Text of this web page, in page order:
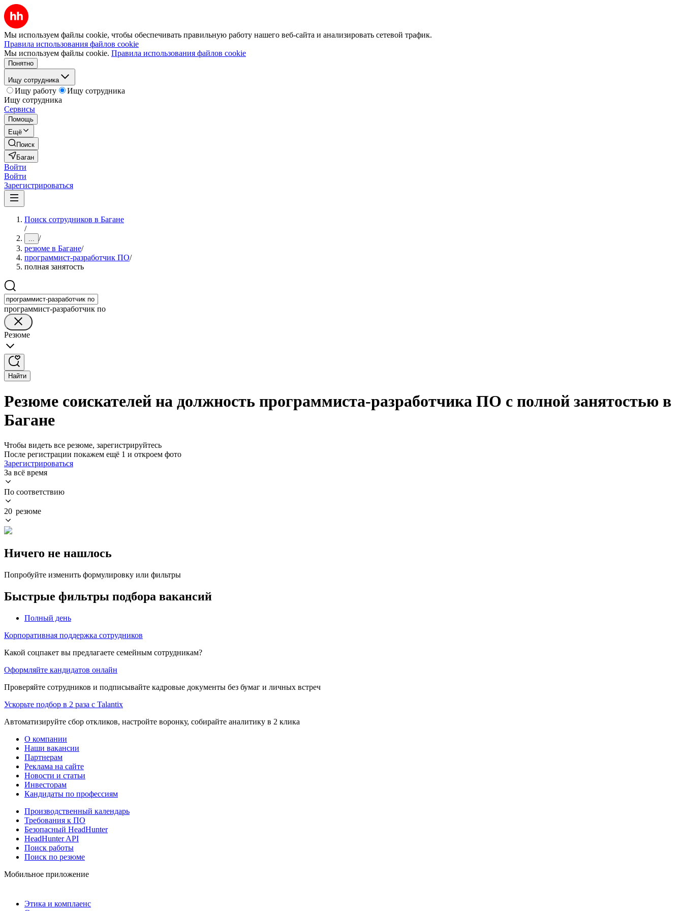
Мы используем файлы cookie, чтобы обеспечивать правильную работу нашего веб-сайта и анализировать сетевой трафик.
Правила использования файлов cookie
Мы используем файлы cookie. Правила использования файлов cookie
Понятно
Ищу сотрудника
Ищу работу
Ищу сотрудника
Ищу сотрудника
Сервисы
Помощь
Ещё
Поиск
Баган
Войти
Войти
Зарегистрироваться
Поиск сотрудников в Багане
/
... /
резюме в Багане/
программист-разработчик ПО/
полная занятость
программист-разработчик по
Резюме
Найти
Резюме соискателей на должность программиста-разработчика ПО с полной занятостью в
Багане
Чтобы видеть все резюме, зарегистрируйтесь
После регистрации покажем ещё 1 и откроем фото
Зарегистрироваться
За всё время
По соответствию
20 резюме
Ничего не нашлось
Попробуйте изменить формулировку или фильтры
Быстрые фильтры подбора вакансий
Полный день
Корпоративная поддержка сотрудников
Какой соцпакет вы предлагаете семейным сотрудникам?
Оформляйте кандидатов онлайн
Проверяйте сотрудников и подписывайте кадровые документы без бумаг и личных встреч
Ускорьте подбор в 2 раза с Talantix
Автоматизируйте сбор откликов, настройте воронку, собирайте аналитику в 2 клика
О компании
Наши вакансии
Партнерам
Реклама на сайте
Новости и статьи
Инвесторам
Кандидаты по профессиям
Производственный календарь
Требования к ПО
Безопасный HeadHunter
HeadHunter API
Поиск работы
Поиск по резюме
Мобильное приложение
Этика и комплаенс